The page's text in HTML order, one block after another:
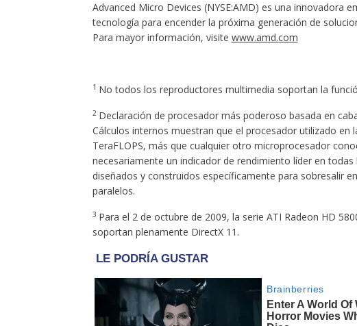
Advanced Micro Devices (NYSE:AMD) es una innovadora
tecnología para encender la próxima generación de
Para mayor información, visite www.amd.com
1 No todos los reproductores multimedia soportan la
2 Declaración de procesador más poderoso basada en
Cálculos internos muestran que el procesador utilizado en
TeraFLOPS, más que cualquier otro microprocesador
necesariamente un indicador de rendimiento líder en
diseñados y construidos específicamente para sobresalir
paralelos.
3 Para el 2 de octubre de 2009, la serie ATI Radeon HD
soportan plenamente DirectX 11.